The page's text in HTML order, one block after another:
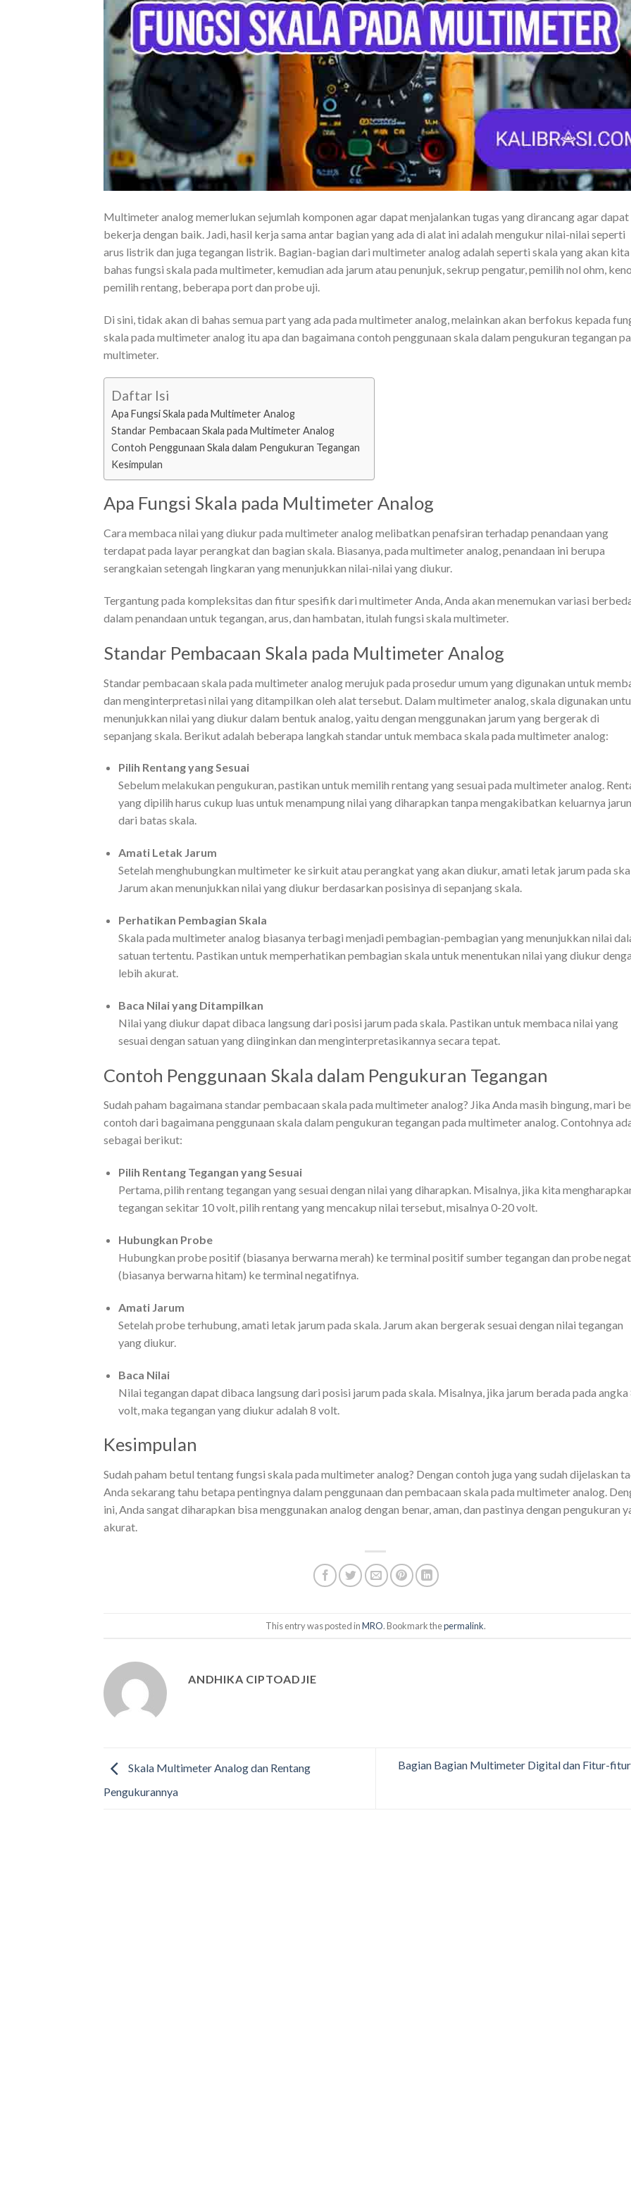
Multimeter analog memerlukan sejumlah komponen agar dapat menjalankan tugas yang dirancang agar dapat
bekerja dengan baik. Jadi, hasil kerja sama antar bagian yang ada di alat ini adalah mengukur nilai-nilai seperti
arus listrik dan juga tegangan listrik. Bagian-bagian dari multimeter analog adalah seperti skala yang akan kita
bahas fungsi skala pada multimeter, kemudian ada jarum atau penunjuk, sekrup pengatur, pemilih nol ohm,
pemilih rentang, beberapa port dan probe uji.
Di sini, tidak akan di bahas semua part yang ada pada multimeter analog, melainkan akan berfokus kepada
skala pada multimeter analog itu apa dan bagaimana contoh penggunaan skala dalam pengukuran tegangan
multimeter.
Daftar Isi
Apa Fungsi Skala pada Multimeter Analog
Standar Pembacaan Skala pada Multimeter Analog
Contoh Penggunaan Skala dalam Pengukuran Tegangan
Kesimpulan
Apa Fungsi Skala pada Multimeter Analog
Cara membaca nilai yang diukur pada multimeter analog melibatkan penafsiran terhadap penandaan yang
terdapat pada layar perangkat dan bagian skala. Biasanya, pada multimeter analog, penandaan ini berupa
serangkaian setengah lingkaran yang menunjukkan nilai-nilai yang diukur.
Tergantung pada kompleksitas dan fitur spesifik dari multimeter Anda, Anda akan menemukan variasi
dalam penandaan untuk tegangan, arus, dan hambatan, itulah fungsi skala multimeter.
Standar Pembacaan Skala pada Multimeter Analog
Standar pembacaan skala pada multimeter analog merujuk pada prosedur umum yang digunakan untuk
dan menginterpretasi nilai yang ditampilkan oleh alat tersebut. Dalam multimeter analog, skala digunakan
menunjukkan nilai yang diukur dalam bentuk analog, yaitu dengan menggunakan jarum yang bergerak di
sepanjang skala. Berikut adalah beberapa langkah standar untuk membaca skala pada multimeter analog:
Pilih Rentang yang Sesuai
Sebelum melakukan pengukuran, pastikan untuk memilih rentang yang sesuai pada multimeter analog.
yang dipilih harus cukup luas untuk menampung nilai yang diharapkan tanpa mengakibatkan keluarnya
dari batas skala.
Amati Letak Jarum
Setelah menghubungkan multimeter ke sirkuit atau perangkat yang akan diukur, amati letak jarum pada
Jarum akan menunjukkan nilai yang diukur berdasarkan posisinya di sepanjang skala.
Perhatikan Pembagian Skala
Skala pada multimeter analog biasanya terbagi menjadi pembagian-pembagian yang menunjukkan nilai
satuan tertentu. Pastikan untuk memperhatikan pembagian skala untuk menentukan nilai yang diukur
lebih akurat.
Baca Nilai yang Ditampilkan
Nilai yang diukur dapat dibaca langsung dari posisi jarum pada skala. Pastikan untuk membaca nilai yang
sesuai dengan satuan yang diinginkan dan menginterpretasikannya secara tepat.
Contoh Penggunaan Skala dalam Pengukuran Tegangan
Sudah paham bagaimana standar pembacaan skala pada multimeter analog? Jika Anda masih bingung, mari
contoh dari bagaimana penggunaan skala dalam pengukuran tegangan pada multimeter analog. Contohnya
sebagai berikut:
Pilih Rentang Tegangan yang Sesuai
Pertama, pilih rentang tegangan yang sesuai dengan nilai yang diharapkan. Misalnya, jika kita
tegangan sekitar 10 volt, pilih rentang yang mencakup nilai tersebut, misalnya 0-20 volt.
Hubungkan Probe
Hubungkan probe positif (biasanya berwarna merah) ke terminal positif sumber tegangan dan probe
(biasanya berwarna hitam) ke terminal negatifnya.
Amati Jarum
Setelah probe terhubung, amati letak jarum pada skala. Jarum akan bergerak sesuai dengan nilai tegangan
yang diukur.
Baca Nilai
Nilai tegangan dapat dibaca langsung dari posisi jarum pada skala. Misalnya, jika jarum berada pada angka
volt, maka tegangan yang diukur adalah 8 volt.
Kesimpulan
Sudah paham betul tentang fungsi skala pada multimeter analog? Dengan contoh juga yang sudah dijelaskan
Anda sekarang tahu betapa pentingnya dalam penggunaan dan pembacaan skala pada multimeter analog.
ini, Anda sangat diharapkan bisa menggunakan analog dengan benar, aman, dan pastinya dengan pengukuran
akurat.
This entry was posted inMRO. Bookmark thepermalink.
ANDHIKA CIPTOADJIE
Skala Multimeter Analog dan Rentang
Pengukurannya
Bagian Bagian Multimeter Digital dan Fitur-